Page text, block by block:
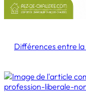
Différences entre la